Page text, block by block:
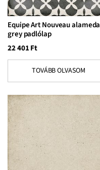
Equipe Art Nouveau alameda
grey padlólap
22 401Ft
TOVÁBB OLVASOM